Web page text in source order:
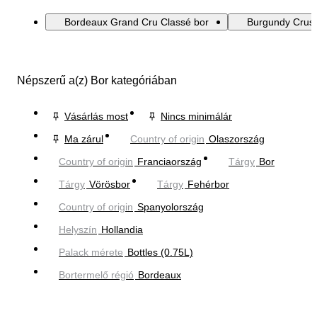
Bordeaux Grand Cru Classé bor Burgundy Crus
Népszerű a(z) Bor kategóriában
Vásárlás most
Nincs minimálár
Ma zárul
Country of origin Olaszország
Country of origin Franciaország Tárgy Bor
Tárgy Vörösbor Tárgy Fehérbor
Country of origin Spanyolország
Helyszín Hollandia
Palack mérete Bottles (0.75L)
Bortermelő régió Bordeaux